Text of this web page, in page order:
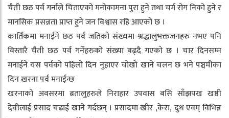
चैती छठ पर्व गर्नाले चिताएको मनोकामना पुरा हुने तथा चर्म रोग निको हुने र
मानसिक प्रसन्नता प्राप्त हुने जन विश्वास रहि आएको छ ।
कार्तिकमा मनाईने छठ पर्व जतिको संख्यमा श्रद्धालुभक्तजनहरु नभए पनि
विस्तारै चैती छठ पर्व गर्नेहरुको संख्या बढ्दै गएको छ । चार दिनसम्म
मनाईने यस पर्वको पहिलो दिन नुहाएर चोखो खाने चलन छ भने पञ्चमीका
दिन खरना पर्व मनाईन्छ
खरनाको अवसरमा ब्रतालुहरुले निराहार उपवास बसि साँझपख खष्ठी
देवीलाई प्रसाद चढाई खाने गर्दछन् । प्रसादमा खीर ,केरा, दुध एवम् विभिन्न